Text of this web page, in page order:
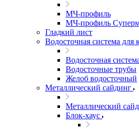
МЧ-профиль
МЧ-профиль
Гладкий лист
Водосточная система для
Водосточная
Водосточные трубы
Желоб водосточный
Металлический сайдинг
Металлический
Блок-хаус